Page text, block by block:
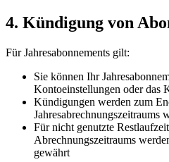
4. Kündigung von
Für Jahresabonnements gilt:
Sie können Ihr
Kontoeinstellungen oder das
Kündigungen werden zum
Jahresabrechnungszeitraums
Für nicht genutzte
Abrechnungszeitraums
gewährt